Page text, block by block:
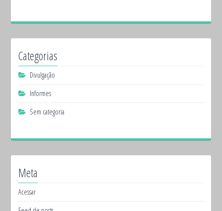
Categorias
Divulgação
Informes
Sem categoria
Meta
Acessar